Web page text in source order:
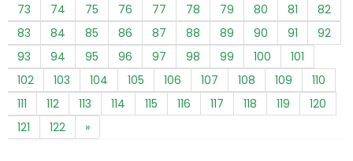
73
74 75 76 77 78 79 80 81
82
83
84 85 86 87 88 89 90 91
92
93
94 95 96 97 98 99 100
101
102
103 104 105 106 107 108 109
110
111
112 113 114 115 116 117 118 119
120
121
122 »